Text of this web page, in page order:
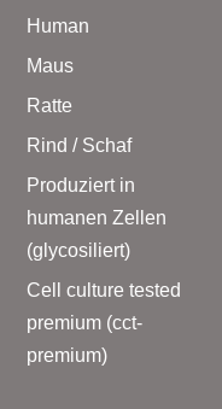
Human
Maus
Ratte
Rind / Schaf
Produziert in
humanen Zellen
(glycosiliert)
Cell culture tested
premium (cct-
premium)